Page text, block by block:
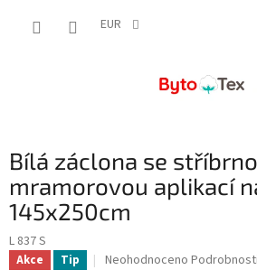
EUR
Bílá záclona se
mramorovou aplikací
145x250cm
L 837 S
Akce Tip
Průměrné
Neohodnoceno